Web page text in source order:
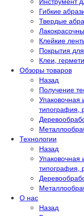
Гибкие
Твердые
Клейкие
Покрытия
Клеи,
Обзоры товаров
Назад
Получение
типография,
Технологии
Назад
типография,
О нас
Назад